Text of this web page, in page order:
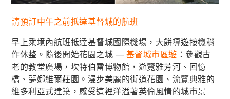
請預訂中午之前抵達基督城的航班
早上乘境內航班抵達基督城國際機場，大餅導遊接機稍
作休整。隨後開始花園之城 — 基督城市區遊 ：參觀古
老的教堂廣場，坎特伯雷博物館，遊覽雅芳河、回憶
橋、夢娜維爾莊園。漫步美麗的街道花園、流覽典雅的
維多利亞式建築，感受這裡洋溢著英倫風情的城市景